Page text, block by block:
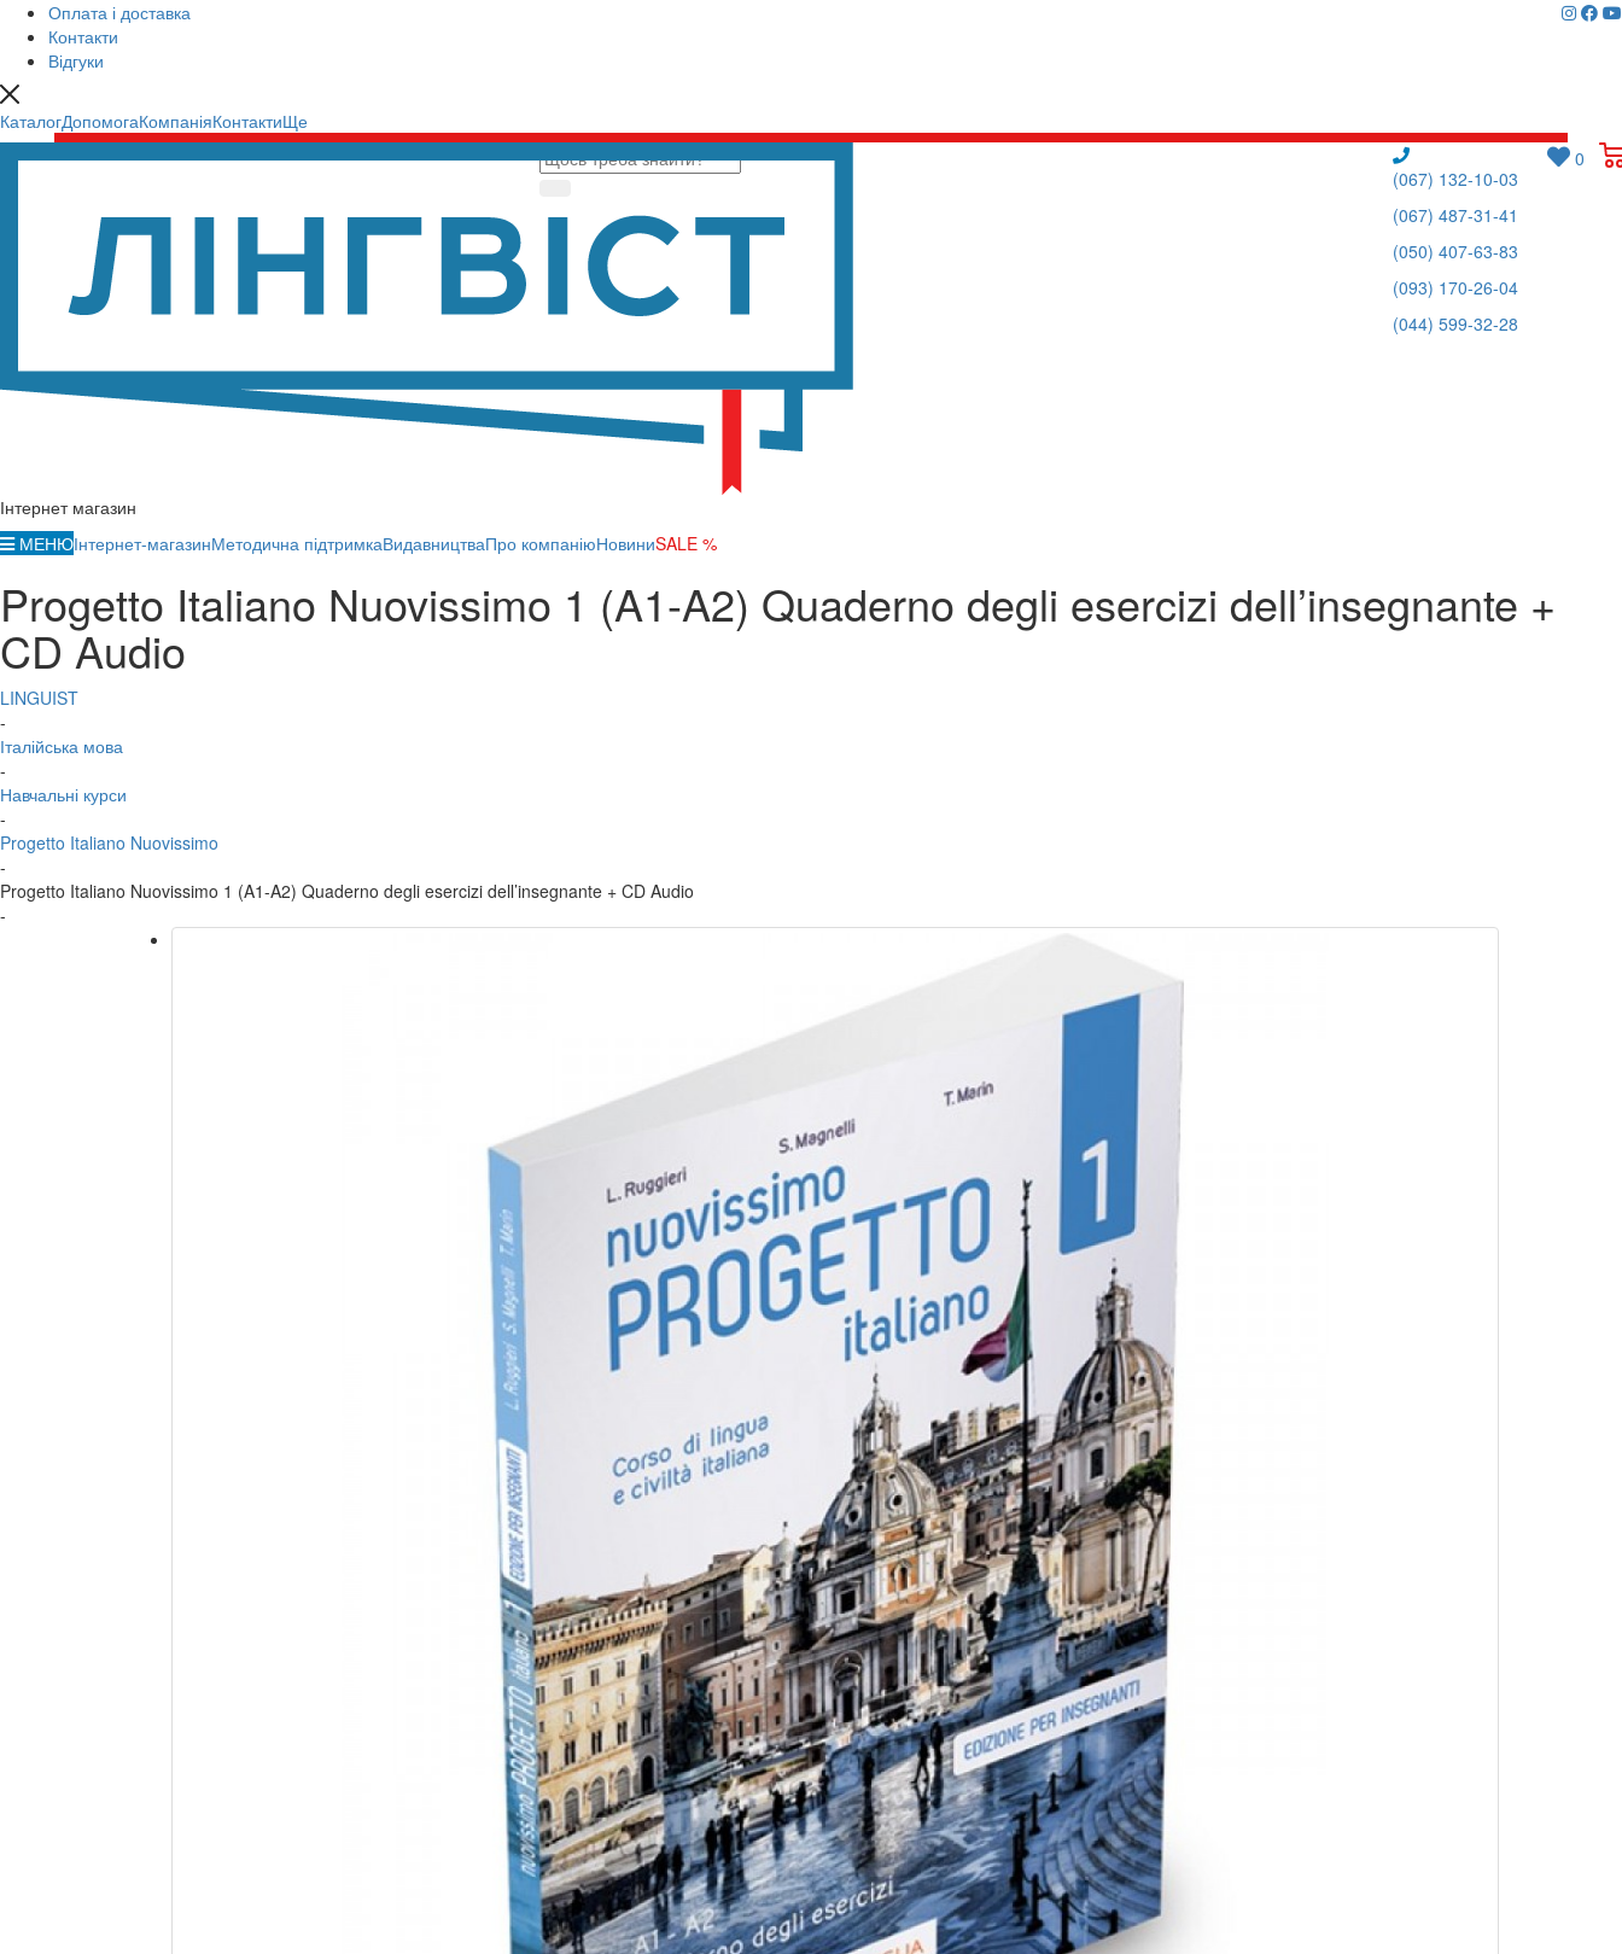
Оплата і доставка
Контакти
Відгуки
КаталогДопомогаКомпаніяКонтактиЩе
Інтернет магазин
0
(067) 132-10-03
(067) 487-31-41
(050) 407-63-83
(093) 170-26-04
(044) 599-32-28
МЕНЮІнтернет-магазинМетодична підтримкаВидавництваПро компаніюНовиниSALE %
Progetto Italiano Nuovissimo 1 (A1-A2) Quaderno degli esercizi dell’insegnante +
CD Audio
LINGUIST
-
Італійська мова
-
Навчальні курси
-
Progetto Italiano Nuovissimo
-
Progetto Italiano Nuovissimo 1 (A1-A2) Quaderno degli esercizi dell’insegnante + CD Audio
-